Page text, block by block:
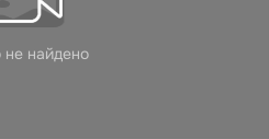
не найдено